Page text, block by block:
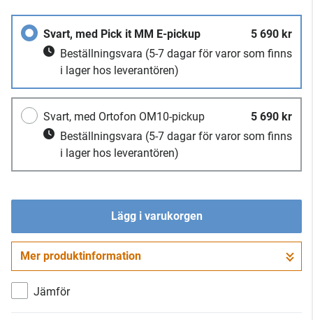
Svart, med Pick it MM E-pickup
5 690 kr
Beställningsvara (5-7 dagar för varor som finns
i lager hos leverantören)
Svart, med Ortofon OM10-pickup
5 690 kr
Beställningsvara (5-7 dagar för varor som finns
i lager hos leverantören)
Lägg i varukorgen
Gå till kassan
Mer produktinformation
Jämför